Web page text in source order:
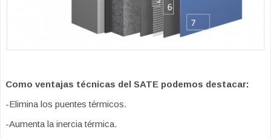
Como ventajas técnicas del SATE podemos destacar:
-Elimina los puentes térmicos.
-Aumenta la inercia térmica.